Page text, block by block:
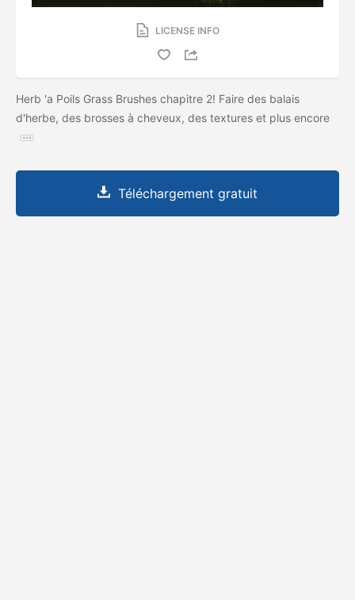
LICENSE INFO
Herb 'a Poils Grass Brushes chapitre 2! Faire des balais
d'herbe, des brosses à cheveux, des textures et plus encore
Téléchargement gratuit